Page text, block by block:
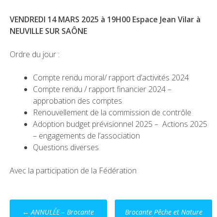
VENDREDI 14 MARS 2025 à 19H00 Espace Jean Vilar à
NEUVILLE SUR SAÔNE
Ordre du jour :
Compte rendu moral/ rapport d’activités 2024
Compte rendu / rapport financier 2024 –
approbation des comptes
Renouvellement de la commission de contrôle
Adoption budget prévisionnel 2025 – Actions 2025
– engagements de l’association
Questions diverses
Avec la participation de la Fédération
Post
← ANNULÉE – Brocante Brocante Pêche et Nature